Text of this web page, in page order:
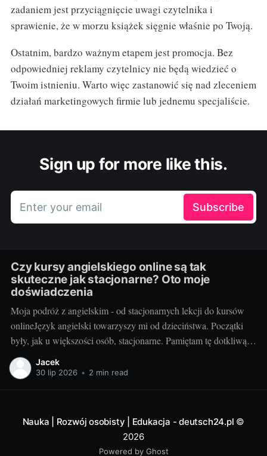
zadaniem jest przyciągnięcie uwagi czytelnika i
sprawienie, że w morzu książek sięgnie właśnie po Twoją.
Ostatnim, bardzo ważnym etapem jest promocja. Bez
odpowiedniej reklamy czytelnicy nie będą wiedzieć o
Twoim istnieniu. Warto więc zastanowić się nad zleceniem
działań marketingowych firmie lub jednemu specjaliście.
Sign up for more like this.
Enter your email Subscribe
Czy kursy angielskiego online są tak
skuteczne jak stacjonarne? Oto moje
doświadczenia
Moja podróż z angielskim - od stacjonarnych lekcji do kursów
onlineJęzyk angielski towarzyszy mi od dzieciństwa. Początki
były, jak u większości osób, stacjonarne. Pamiętam tę dotkliwą
niechęć do porannego wstawania, pendolowania do szkoły i
powrotów w gorszym nastroju, niż w momencie wyjścia.
Jacek
30 lip 2026 • 2 min read
Nauka | Rozwój osobisty | Edukacja - deutsch24.pl ©
2026
Powered by Ghost